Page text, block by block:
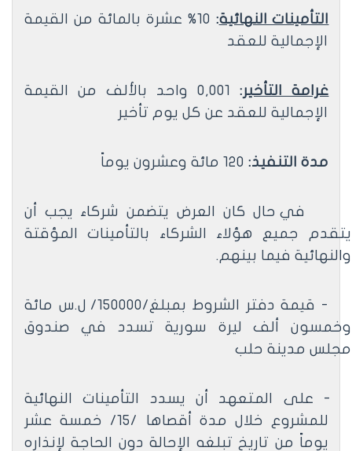
التأمينات النهائية:
10% عشرة بالمائة من القيمة
الإجمالية للعقد
غرامة التأخير:
0,001 واحد بالألف من القيمة
الإجمالية للعقد عن كل يوم تأخير
مدة التنفيذ:120 مائة وعشرون يوماً
في حال كان العرض يتضمن شركاء يجب أن
يتقدم جميع هؤلاء الشركاء بالتأمينات المؤقتة
والنهائية فيما بينهم.
- قيمة دفتر الشروط بمبلغ/150000/ ل.س مائة
وخمسون ألف ليرة سورية تسدد في صندوق
مجلس مدينة حلب
- على المتعهد أن يسدد التأمينات النهائية
للمشروع خلال مدة أقصاها /15/ خمسة عشر
يوماً من تاريخ تبلغه الإحالة دون الحاجة لإنذاره